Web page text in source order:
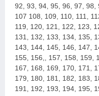
92, 93, 94, 95, 96, 97, 98,
107 108, 109, 110, 111,
119, 120, 121, 122, 123,
131, 132, 133, 134, 135,
143, 144, 145, 146, 147,
155, 156,, 157, 158, 159,
167, 168, 169, 170, 171,
179, 180, 181, 182, 183,
191, 192, 193, 194, 195,